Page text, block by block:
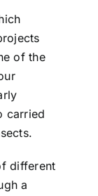
of the
carried
different
a